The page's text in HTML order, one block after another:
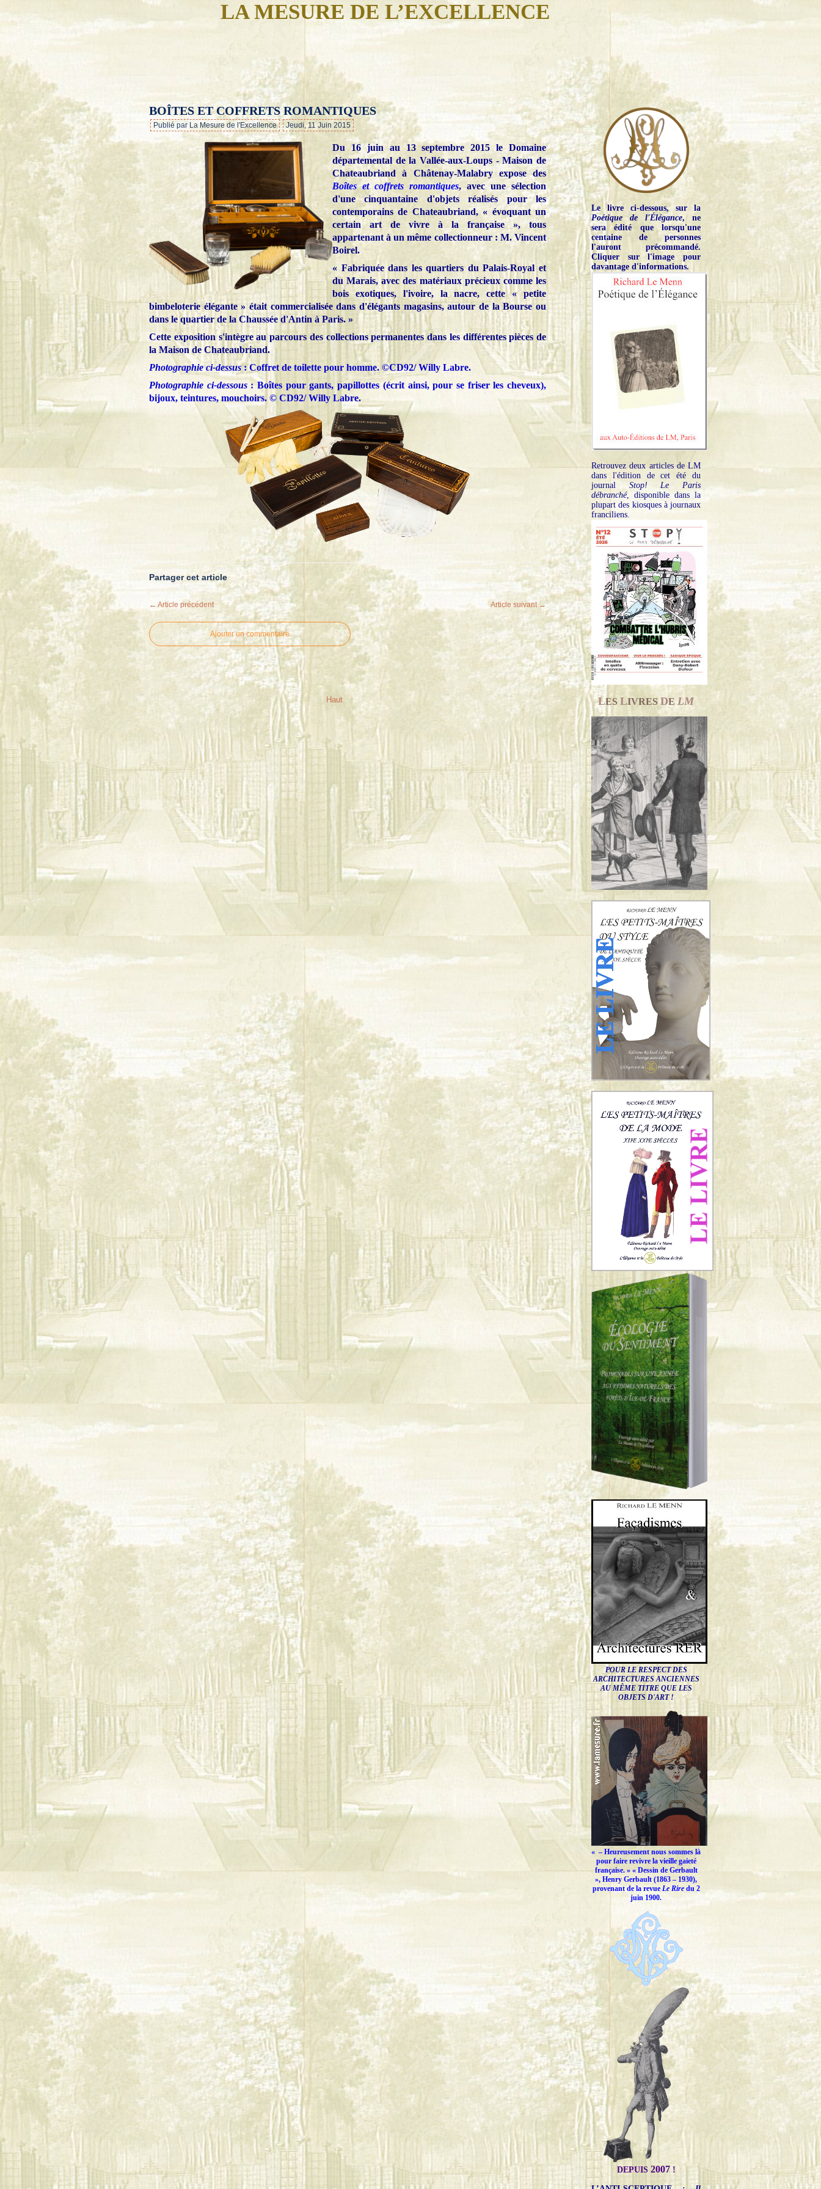
LA MESURE DE L’EXCELLENCE
…
BOÎTES ET COFFRETS ROMANTIQUES
Publié par La Mesure de l'Excellence Jeudi, 11 Juin 2015
Du 16 juin au 13 septembre 2015 le Domaine
départemental de la Vallée-aux-Loups - Maison de
Chateaubriand à Châtenay-Malabry expose des
Boîtes et coffrets romantiques, avec une sélection
d'une cinquantaine d'objets réalisés pour les
contemporains de Chateaubriand, « évoquant un
certain art de vivre à la française », tous
appartenant à un même collectionneur : M. Vincent
Boirel.
« Fabriquée dans les quartiers du Palais-Royal et
du Marais, avec des matériaux précieux comme les
bois exotiques, l'ivoire, la nacre, cette « petite
bimbeloterie élégante » était commercialisée dans d'élégants magasins, autour de la Bourse ou
dans le quartier de la Chaussée d'Antin à Paris. »
Cette exposition s'intègre au parcours des collections permanentes dans les différentes pièces de
la Maison de Chateaubriand.
Photographie ci-dessus: Coffret de toilette pour homme. ©CD92/ Willy Labre.
Photographie ci-dessous : Boîtes pour gants, papillottes (écrit ainsi, pour se friser les cheveux),
bijoux, teintures, mouchoirs. © CD92/ Willy Labre.
Partager cet article
← Article précédent Article suivant →
Ajouter un commentaire
Haut
Le livre ci-dessous, sur la
Poétique de l'Élégance, ne
sera édité que lorsqu'une
centaine de personnes
l'auront précommandé.
Cliquer sur l'image pour
davantage d'informations.
Retrouvez deux articles de LM
dans l'édition de cet été du
journal Stop! Le Paris
débranché, disponible dans la
plupart des kiosques à journaux
franciliens.
LES LIVRESDE LM
POUR LE RESPECT DES
ARCHITECTURES ANCIENNES
AU MÊME TITRE QUE LES
OBJETS D'ART !
« – Heureusement nous sommes là
pour faire revivre la vieille gaieté
française.» « Dessin de Gerbault
», Henry Gerbault (1863 – 1930),
provenant de la revue Le Riredu 2
juin 1900.
DEPUIS 2007!